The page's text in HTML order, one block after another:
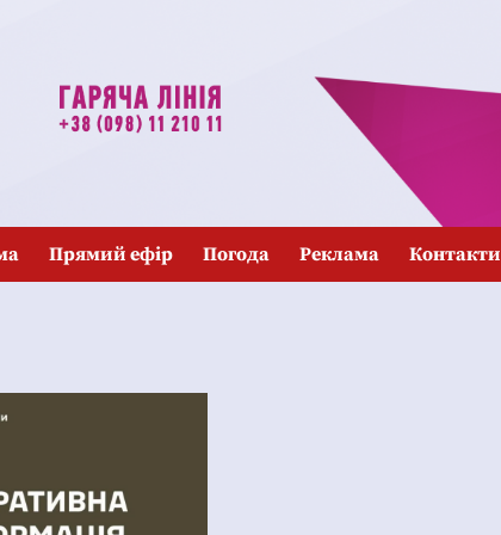
Прямий ефір Погода Реклама Контакти